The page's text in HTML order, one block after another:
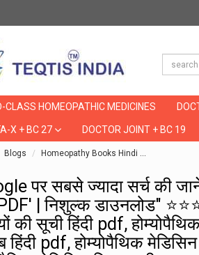
CLASS HOMEOPATHIC MEDICINES
X + BC 27 DOCTOR JOINT + BC 19
Blogs Homeopathy Books Hindi
पर सबसे ज्यादा सर्च की
| निशुल्क डाउनलोड"
की सूची हिंदी pdf,
हिंदी pdf, होम्योपैथिक